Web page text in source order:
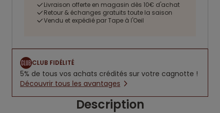
Livraison offerte en magasin dès 10€ d'achat
Retour & échanges gratuits toute la saison
Vendu et expédié par Tape à l'Oeil
CLUB FIDÉLITÉ
5% de tous vos achats crédités sur votre cagnotte !
Découvrir tous les avantages
Description